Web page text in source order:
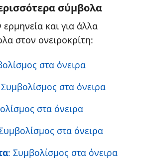
σύμβολα
και για άλλα
στον ονειροκρίτη:
στα όνειρα
στα όνειρα
στα όνειρα
στα όνειρα
: Συμβολίσμος στα όνειρα